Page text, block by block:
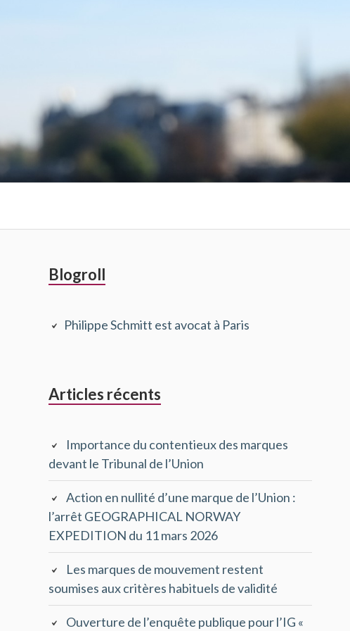
Barre
principale
Blogroll
Philippe Schmitt est avocat à Paris
Articles récents
Importance du contentieux des marques
devant le Tribunal de l’Union
Action en nullité d’une marque de l’Union :
l’arrêt GEOGRAPHICAL NORWAY
EXPEDITION du 11 mars 2026
Les marques de mouvement restent
soumises aux critères habituels de validité
Ouverture de l’enquête publique pour l’IG «